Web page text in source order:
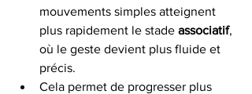
mouvements simples atteignent
plus rapidement le stade associatif,
où le geste devient plus fluide et
précis.
Cela permet de progresser plus